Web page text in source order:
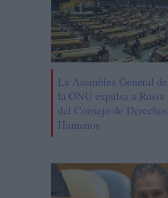
La Asamblea General de
la ONU expulsa a Rusia
del Consejo de Derechos
Humanos